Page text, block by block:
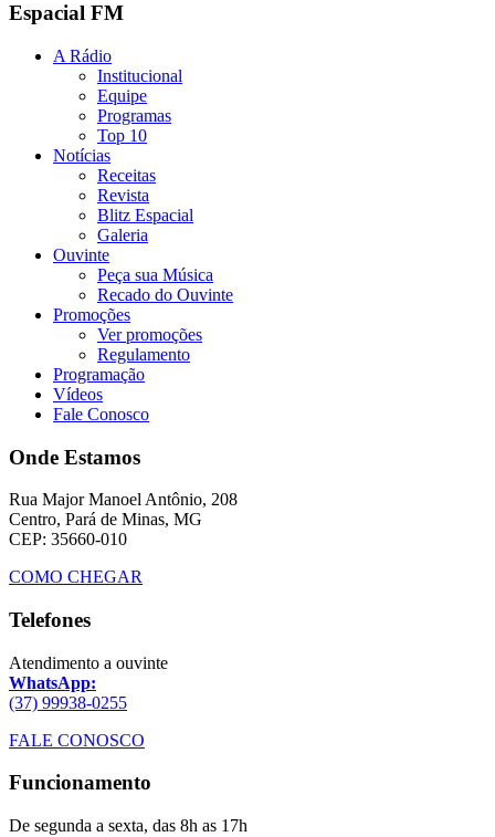
Espacial FM
A Rádio
Institucional
Equipe
Programas
Top 10
Notícias
Receitas
Revista
Blitz Espacial
Galeria
Ouvinte
Peça sua Música
Recado do Ouvinte
Promoções
Ver promoções
Regulamento
Programação
Vídeos
Fale Conosco
Onde Estamos
Rua Major Manoel Antônio, 208
Centro, Pará de Minas, MG
CEP: 35660-010
COMO CHEGAR
Telefones
Atendimento a ouvinte
WhatsApp:
(37) 99938-0255
FALE CONOSCO
Funcionamento
De segunda a sexta, das 8h as 17h